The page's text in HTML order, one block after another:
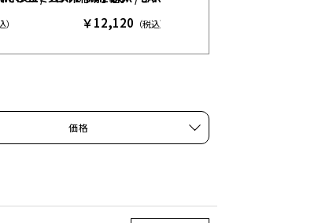
） ￥12,120 （税込）
価格